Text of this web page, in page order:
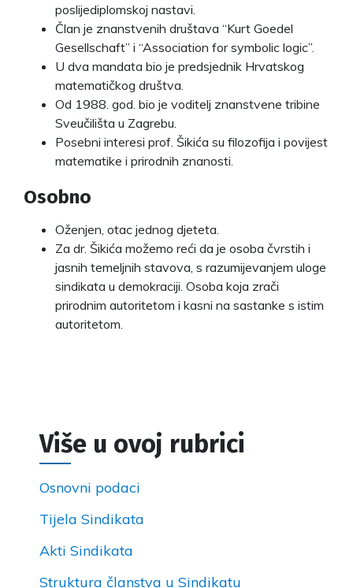
poslijediplomskoj nastavi.
Član je znanstvenih društava “Kurt Goedel
Gesellschaft” i “Association for symbolic logic”.
U dva mandata bio je predsjednik Hrvatskog
matematičkog društva.
Od 1988. god. bio je voditelj znanstvene tribine
Sveučilišta u Zagrebu.
Posebni interesi prof. Šikića su filozofija i povijest
matematike i prirodnih znanosti.
Osobno
Oženjen, otac jednog djeteta.
Za dr. Šikića možemo reći da je osoba čvrstih i
jasnih temeljnih stavova, s razumijevanjem uloge
sindikata u demokraciji. Osoba koja zrači
prirodnim autoritetom i kasni na sastanke s istim
autoritetom.
Više u ovoj rubrici
Osnovni podaci
Tijela Sindikata
Akti Sindikata
Struktura članstva u Sindikatu